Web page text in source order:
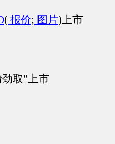
( 报价; 图片)上市
取"上市